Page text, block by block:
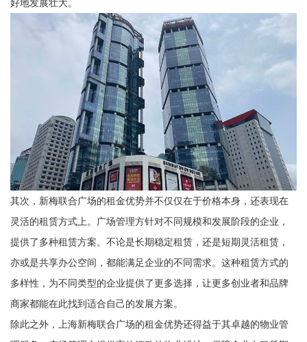
好地发展壮大。
其次，新梅联合广场的租金优势并不仅仅在于价格本身，还表现在
灵活的租赁方式上。广场管理方针对不同规模和发展阶段的企业，
提供了多种租赁方案。不论是长期稳定租赁，还是短期灵活租赁，
亦或是共享办公空间，都能满足企业的不同需求。这种租赁方式的
多样性，为不同类型的企业提供了更多选择，让更多创业者和品牌
商家都能在此找到适合自己的发展方案。
除此之外，上海新梅联合广场的租金优势还得益于其卓越的物业管